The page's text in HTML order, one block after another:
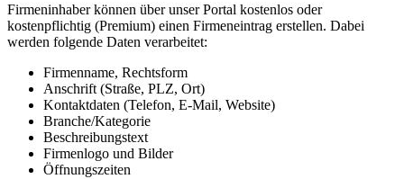
Firmeninhaber können über unser Portal kostenlos oder
kostenpflichtig (Premium) einen Firmeneintrag erstellen. Dabei
werden folgende Daten verarbeitet:
Firmenname, Rechtsform
Anschrift (Straße, PLZ, Ort)
Kontaktdaten (Telefon, E-Mail, Website)
Branche/Kategorie
Beschreibungstext
Firmenlogo und Bilder
Öffnungszeiten